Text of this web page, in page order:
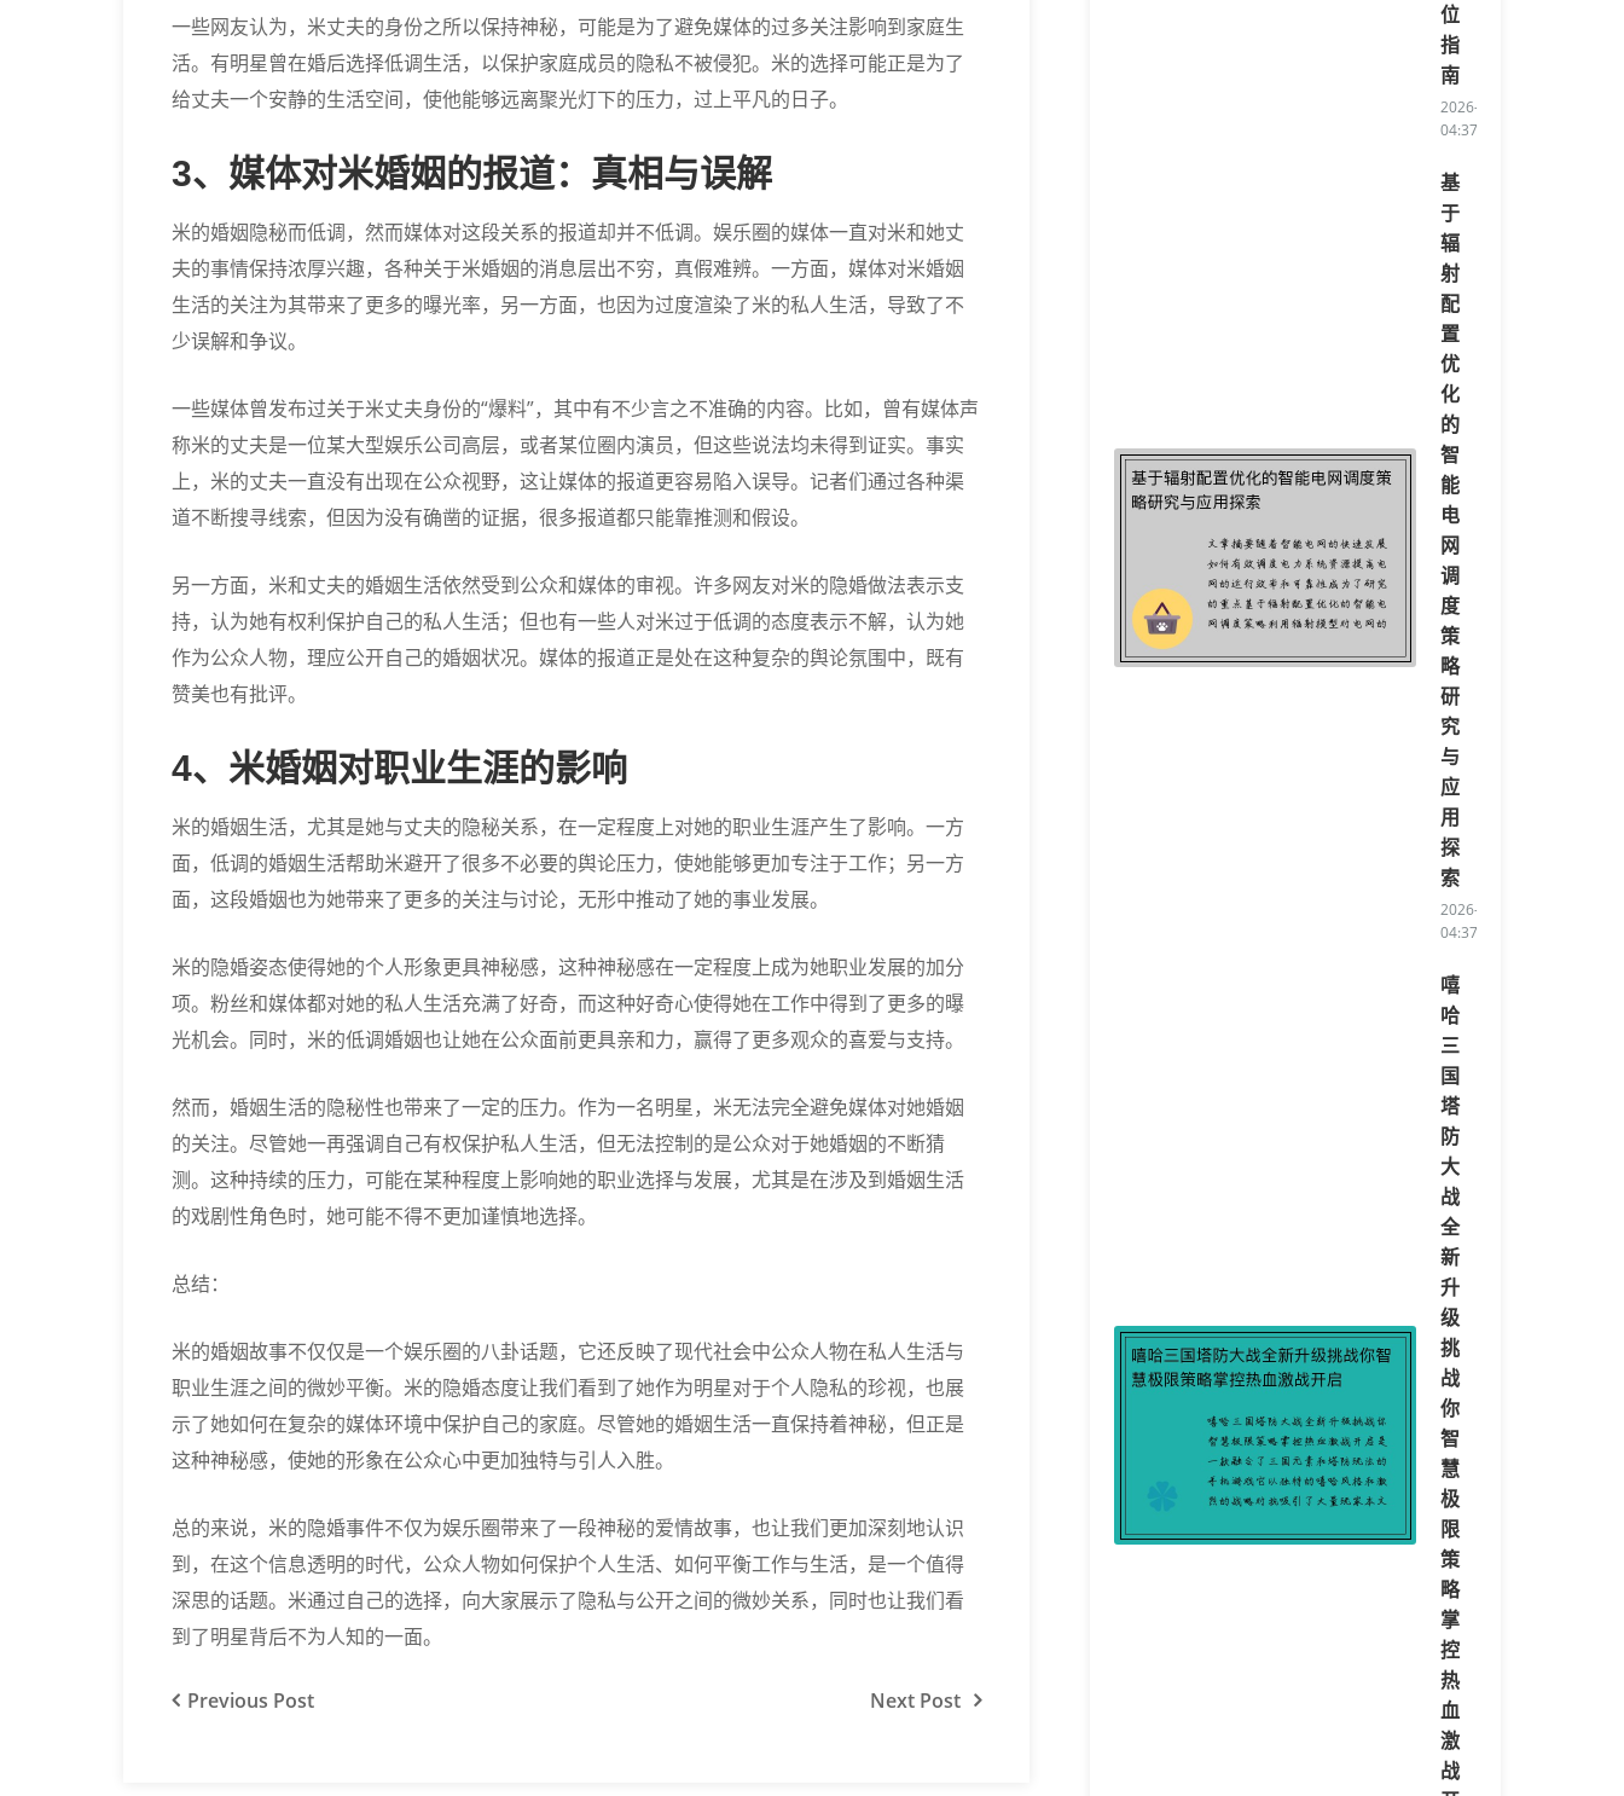
一些网友认为，米丈夫的身份之所以保持神秘，可能是为了避免媒体的过多关注影响到家庭生
活。有明星曾在婚后选择低调生活，以保护家庭成员的隐私不被侵犯。米的选择可能正是为了
给丈夫一个安静的生活空间，使他能够远离聚光灯下的压力，过上平凡的日子。
3、媒体对米婚姻的报道：真相与误解
米的婚姻隐秘而低调，然而媒体对这段关系的报道却并不低调。娱乐圈的媒体一直对米和她丈
夫的事情保持浓厚兴趣，各种关于米婚姻的消息层出不穷，真假难辨。一方面，媒体对米婚姻
生活的关注为其带来了更多的曝光率，另一方面，也因为过度渲染了米的私人生活，导致了不
少误解和争议。
一些媒体曾发布过关于米丈夫身份的“爆料”，其中有不少言之不准确的内容。比如，曾有媒体声
称米的丈夫是一位某大型娱乐公司高层，或者某位圈内演员，但这些说法均未得到证实。事实
上，米的丈夫一直没有出现在公众视野，这让媒体的报道更容易陷入误导。记者们通过各种渠
道不断搜寻线索，但因为没有确凿的证据，很多报道都只能靠推测和假设。
另一方面，米和丈夫的婚姻生活依然受到公众和媒体的审视。许多网友对米的隐婚做法表示支
持，认为她有权利保护自己的私人生活；但也有一些人对米过于低调的态度表示不解，认为她
作为公众人物，理应公开自己的婚姻状况。媒体的报道正是处在这种复杂的舆论氛围中，既有
赞美也有批评。
4、米婚姻对职业生涯的影响
米的婚姻生活，尤其是她与丈夫的隐秘关系，在一定程度上对她的职业生涯产生了影响。一方
面，低调的婚姻生活帮助米避开了很多不必要的舆论压力，使她能够更加专注于工作；另一方
面，这段婚姻也为她带来了更多的关注与讨论，无形中推动了她的事业发展。
米的隐婚姿态使得她的个人形象更具神秘感，这种神秘感在一定程度上成为她职业发展的加分
项。粉丝和媒体都对她的私人生活充满了好奇，而这种好奇心使得她在工作中得到了更多的曝
光机会。同时，米的低调婚姻也让她在公众面前更具亲和力，赢得了更多观众的喜爱与支持。
然而，婚姻生活的隐秘性也带来了一定的压力。作为一名明星，米无法完全避免媒体对她婚姻
的关注。尽管她一再强调自己有权保护私人生活，但无法控制的是公众对于她婚姻的不断猜
测。这种持续的压力，可能在某种程度上影响她的职业选择与发展，尤其是在涉及到婚姻生活
的戏剧性角色时，她可能不得不更加谨慎地选择。
总结：
米的婚姻故事不仅仅是一个娱乐圈的八卦话题，它还反映了现代社会中公众人物在私人生活与
职业生涯之间的微妙平衡。米的隐婚态度让我们看到了她作为明星对于个人隐私的珍视，也展
示了她如何在复杂的媒体环境中保护自己的家庭。尽管她的婚姻生活一直保持着神秘，但正是
这种神秘感，使她的形象在公众心中更加独特与引人入胜。
总的来说，米的隐婚事件不仅为娱乐圈带来了一段神秘的爱情故事，也让我们更加深刻地认识
到，在这个信息透明的时代，公众人物如何保护个人生活、如何平衡工作与生活，是一个值得
深思的话题。米通过自己的选择，向大家展示了隐私与公开之间的微妙关系，同时也让我们看
到了明星背后不为人知的一面。
Previous Post Next Post
位
指
南
2026-08-07
04:37:20/li>
基
于
辐
射
配
置
优
化
的
智
能
电
网
调
度
策
略
研
究
与
应
用
探
索
2026-08-06
04:37:46/li>
嘻
哈
三
国
塔
防
大
战
全
新
升
级
挑
战
你
智
慧
极
限
策
略
掌
控
热
血
激
战